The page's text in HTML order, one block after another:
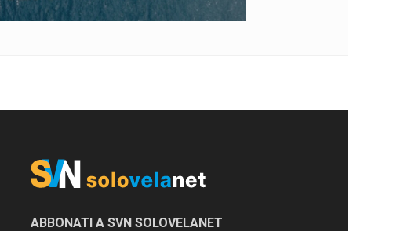
ABBONATI A SVN SOLOVELANET